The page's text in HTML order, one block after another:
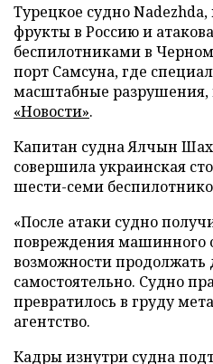
Турецкое судно
фрукты в Россию и
беспилотниками в
порт Самсуна, где
масштабные разрушения,
«Новости».
Капитан судна Ялчын
совершила украинская
шести-семи
«После атаки судно
повреждения машинного
возможности продолжать
самостоятельно. Судно
превратилось в груду
агентство.
Кадры изнутри судна